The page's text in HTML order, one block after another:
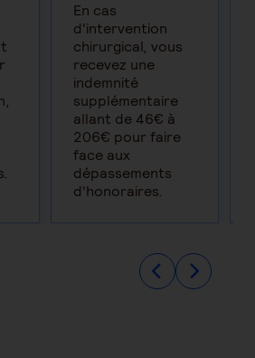
En cas
d'intervention
chirurgical, vous
recevez une
indemnité
supplémentaire
allant de 46€ à
206€ pour faire
face aux
dépassements
d'honoraires.